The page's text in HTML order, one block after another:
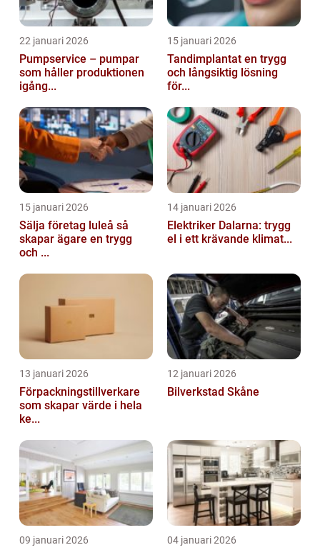
22 januari 2026
Pumpservice – pumpar
som håller produktionen
igång...
15 januari 2026
Tandimplantat en trygg
och långsiktig lösning
för...
15 januari 2026
Sälja företag luleå så
skapar ägare en trygg
och ...
14 januari 2026
Elektriker Dalarna: trygg
el i ett krävande klimat...
13 januari 2026
Förpackningstillverkare
som skapar värde i hela
ke...
12 januari 2026
Bilverkstad Skåne
09 januari 2026 04 januari 2026